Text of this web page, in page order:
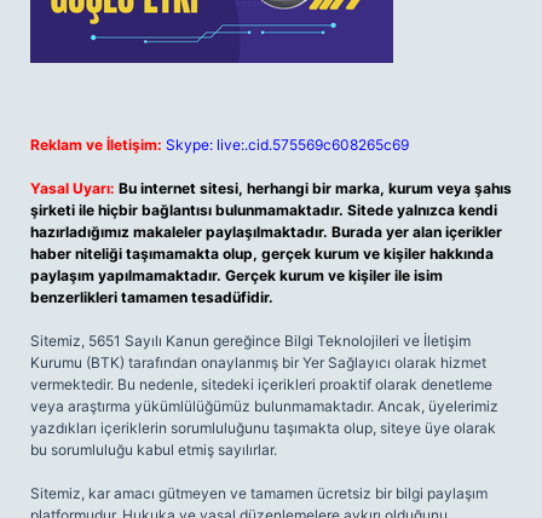
Reklam ve İletişim: Skype: live:.cid.575569c608265c69
Yasal Uyarı: Bu internet sitesi, herhangi bir marka, kurum veya şahıs
şirketi ile hiçbir bağlantısı bulunmamaktadır. Sitede yalnızca kendi
hazırladığımız makaleler paylaşılmaktadır. Burada yer alan içerikler
haber niteliği taşımamakta olup, gerçek kurum ve kişiler hakkında
paylaşım yapılmamaktadır. Gerçek kurum ve kişiler ile isim
benzerlikleri tamamen tesadüfidir.
Sitemiz, 5651 Sayılı Kanun gereğince Bilgi Teknolojileri ve İletişim
Kurumu (BTK) tarafından onaylanmış bir Yer Sağlayıcı olarak hizmet
vermektedir. Bu nedenle, sitedeki içerikleri proaktif olarak denetleme
veya araştırma yükümlülüğümüz bulunmamaktadır. Ancak, üyelerimiz
yazdıkları içeriklerin sorumluluğunu taşımakta olup, siteye üye olarak
bu sorumluluğu kabul etmiş sayılırlar.
Sitemiz, kar amacı gütmeyen ve tamamen ücretsiz bir bilgi paylaşım